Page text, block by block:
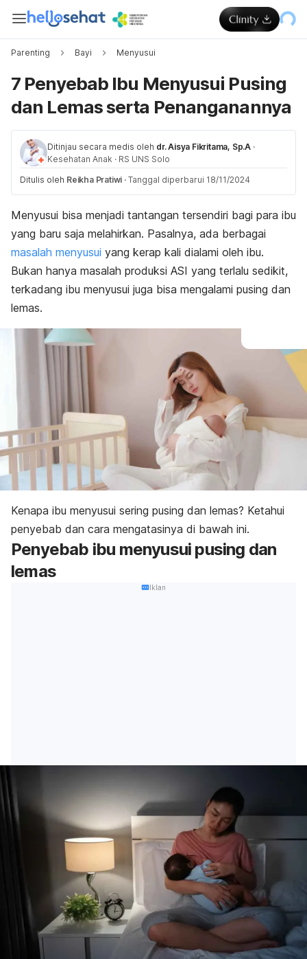
Parenting Bayi Menyusui
7 Penyebab Ibu Menyusui Pusing
dan Lemas serta Penanganannya
Ditinjau secara medis oleh dr. Aisya Fikritama, Sp.A ·
Kesehatan Anak · RS UNS Solo
Ditulis oleh Reikha Pratiwi · Tanggal diperbarui 18/11/2024
Menyusui bisa menjadi tantangan tersendiri bagi para ibu
yang baru saja melahirkan. Pasalnya, ada berbagai
masalah menyusui yang kerap kali dialami oleh ibu.
Bukan hanya masalah produksi ASI yang terlalu sedikit,
terkadang ibu menyusui juga bisa mengalami pusing dan
lemas.
Kenapa ibu menyusui sering pusing dan lemas? Ketahui
penyebab dan cara mengatasinya di bawah ini.
Penyebab ibu menyusui pusing dan
lemas
Iklan